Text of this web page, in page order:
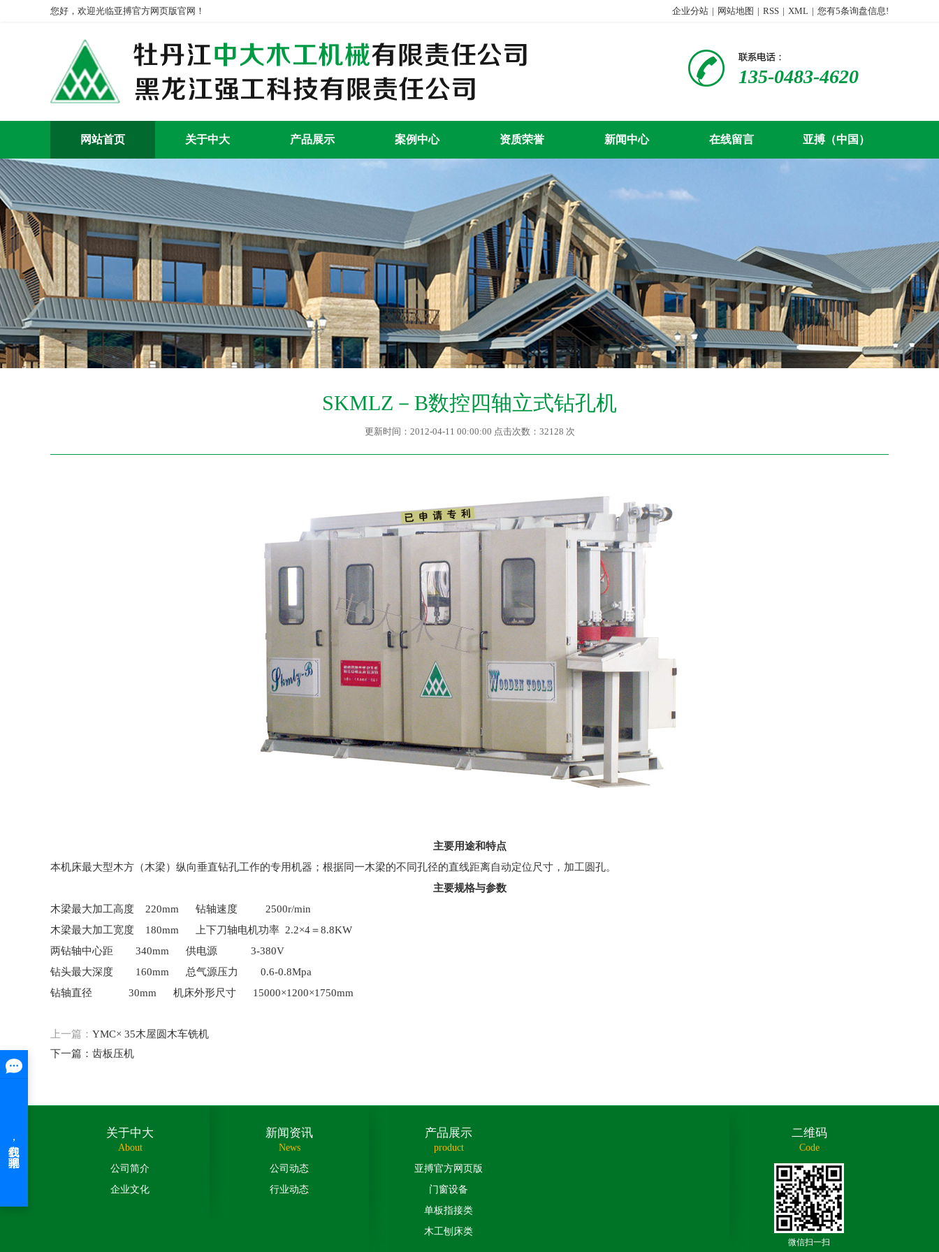
您好，欢迎光临亚搏官方网页版官网！ 企业分站 | 网站地图 | RSS | XML | 您有5条询盘信息!
135-0483-4620
网站首页 关于中大 产品展示 案例中心 资质荣誉 新闻中心 在线留言 亚搏（中国）
SKMLZ－B数控四轴立式钻孔机
更新时间：2012-04-11 00:00:00 点击次数：32128 次
主要用途和特点
本机床最大型木方（木梁）纵向垂直钻孔工作的专用机器；根据同一木梁的不同孔径的直线距离自动定位尺寸，加工圆孔。
主要规格与参数
木梁最大加工高度 220mm 钻轴速度 2500r/min
木梁最大加工宽度 180mm 上下刀轴电机功率 2.2×4＝8.8KW
两钻轴中心距 340mm 供电源 3-380V
钻头最大深度 160mm 总气源压力 0.6-0.8Mpa
钻轴直径 30mm 机床外形尺寸 15000×1200×1750mm
上一篇： YMC× 35木屋圆木车铣机
下一篇： 齿板压机
关于中大
About
公司简介
企业文化
新闻资讯
News
公司动态
行业动态
产品展示
product
亚搏官方网页版
门窗设备
单板指接类
木工刨床类
二维码
Code
微信扫一扫